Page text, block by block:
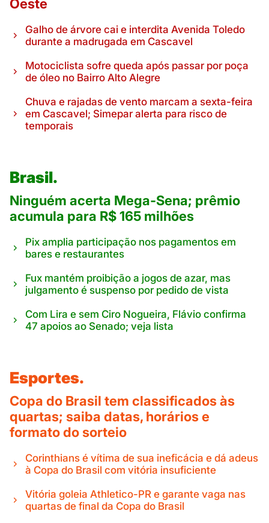
Oeste
Galho de árvore cai e interdita Avenida Toledo
durante a madrugada em Cascavel
Motociclista sofre queda após passar por poça
de óleo no Bairro Alto Alegre
Chuva e rajadas de vento marcam a sexta-feira
em Cascavel; Simepar alerta para risco de
temporais
Brasil.
Ninguém acerta Mega-Sena; prêmio
acumula para R$ 165 milhões
Pix amplia participação nos pagamentos em
bares e restaurantes
Fux mantém proibição a jogos de azar, mas
julgamento é suspenso por pedido de vista
Com Lira e sem Ciro Nogueira, Flávio confirma
47 apoios ao Senado; veja lista
Esportes.
Copa do Brasil tem classificados às
quartas; saiba datas, horários e
formato do sorteio
Corinthians é vítima de sua ineficácia e dá adeus
à Copa do Brasil com vitória insuficiente
Vitória goleia Athletico-PR e garante vaga nas
quartas de final da Copa do Brasil